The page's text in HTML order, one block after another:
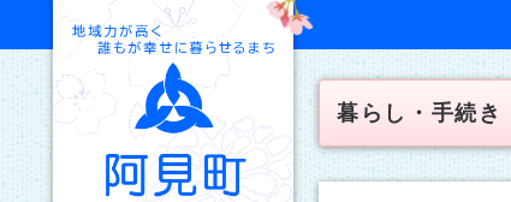
暮らし・手続き